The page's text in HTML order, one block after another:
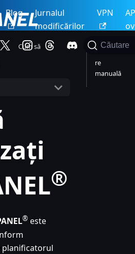
Blog
Jurnalul
modificărilor
VPN
Căutare
Cum să
®
® este
Actualiza
re
manuală